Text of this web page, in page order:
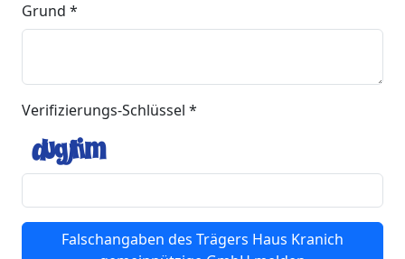
Grund *
Verifizierungs-Schlüssel *
Falschangaben des Trägers Haus Kranich